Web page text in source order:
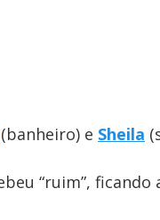
(banheiro) e Sheila
“ruim”, ficando